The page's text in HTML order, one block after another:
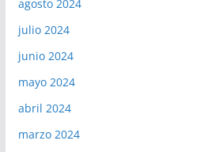
agosto 2024
julio 2024
junio 2024
mayo 2024
abril 2024
marzo 2024